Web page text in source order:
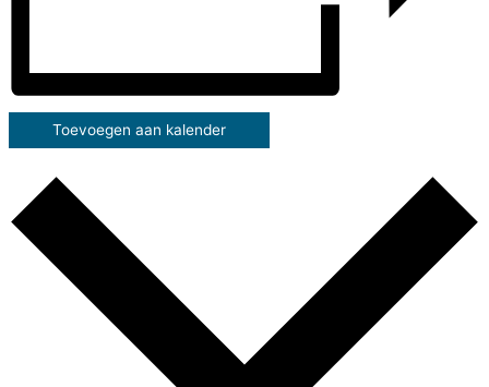
Toevoegen aan kalender